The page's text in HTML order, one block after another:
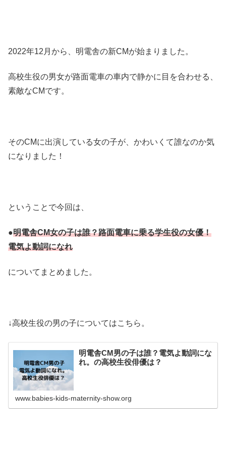
2022年12月から、明電舎の新CMが始まりました。
高校生役の男女が路面電車の車内で静かに目を合わせる、
素敵なCMです。
そのCMに出演している女の子が、かわいくて誰なのか気
になりました！
ということで今回は、
●明電舎CM女の子は誰？路面電車に乗る学生役の女優！
電気よ動詞になれ
についてまとめました。
↓高校生役の男の子についてはこちら。
明電舎CM男の子は誰？電気よ動詞にな
れ。の高校生役俳優は？
www.babies-kids-maternity-show.org